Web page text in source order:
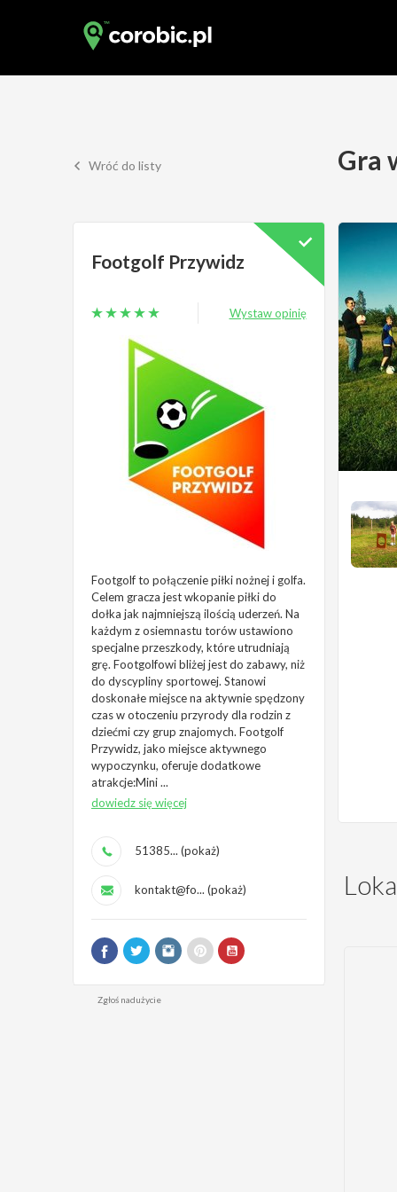
Wróć do listy Gra
Footgolf Przywidz
Wystaw opinię
Footgolf to połączenie piłki nożnej i golfa.
Celem gracza jest wkopanie piłki do
dołka jak najmniejszą ilością uderzeń. Na
każdym z osiemnastu torów ustawiono
specjalne przeszkody, które utrudniają
grę. Footgolfowi bliżej jest do zabawy, niż
do dyscypliny sportowej. Stanowi
doskonałe miejsce na aktywnie spędzony
czas w otoczeniu przyrody dla rodzin z
dziećmi czy grup znajomych. Footgolf
Przywidz, jako miejsce aktywnego
wypoczynku, oferuje dodatkowe
atrakcje:Mini ...
dowiedz się więcej
51385... (pokaż)
kontakt@fo... (pokaż)
Zgłoś nadużycie